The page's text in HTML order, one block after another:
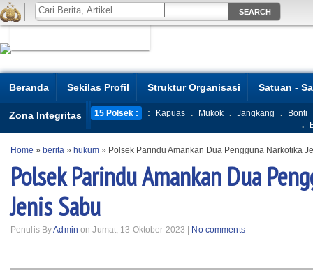
Beranda Sekilas Profil Struktur Organisasi Satuan -
Zona Integritas 15 Polsek : : Kapuas . Mukok . Jangkang .
Bonti
.
Home » berita » hukum » Polsek Parindu Amankan Dua Pengguna Narkotika
Polsek Parindu Amankan Dua
Jenis Sabu
Penulis ByAdmin on Jumat, 13 Oktober 2023 | No comments